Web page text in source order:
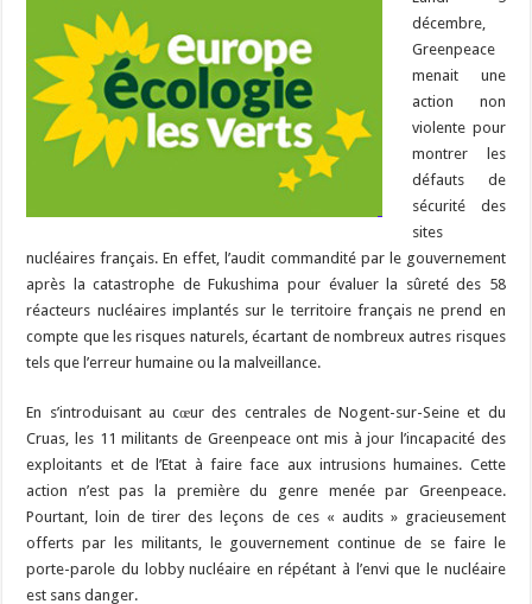
b
o
o
k
a
m
c
h
at
k
d
o
n
es
t
p
m
bl
r
d
di
t
ai
l
g
er
décembre,
Greenpeace
menait une
action non
violente pour
montrer les
défauts de
sécurité des
sites
nucléaires français. En effet, l’audit commandité par le gouvernement
après la catastrophe de Fukushima pour évaluer la sûreté des 58
réacteurs nucléaires implantés sur le territoire français ne prend en
compte que les risques naturels, écartant de nombreux autres risques
tels que l’erreur humaine ou la malveillance.
En s’introduisant au cœur des centrales de Nogent-sur-Seine et du
Cruas, les 11 militants de Greenpeace ont mis à jour l’incapacité des
exploitants et de l’Etat à faire face aux intrusions humaines. Cette
action n’est pas la première du genre menée par Greenpeace.
Pourtant, loin de tirer des leçons de ces « audits » gracieusement
offerts par les militants, le gouvernement continue de se faire le
porte-parole du lobby nucléaire en répétant à l’envi que le nucléaire
est sans danger.